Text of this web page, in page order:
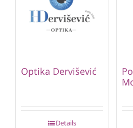
Optika Dervišević
Details